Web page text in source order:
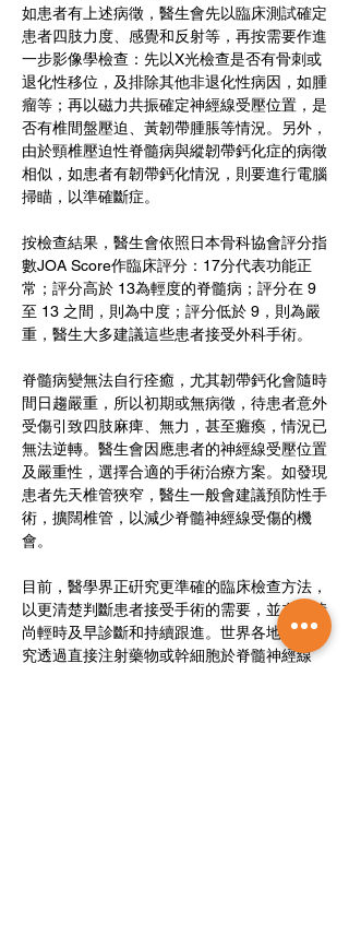
如患者有上述病徵，醫生會先以臨床測試確定
患者四肢力度、感覺和反射等，再按需要作進
一步影像學檢查：先以X光檢查是否有骨刺或
退化性移位，及排除其他非退化性病因，如腫
瘤等；再以磁力共振確定神經線受壓位置，是
否有椎間盤壓迫、黃韌帶腫脹等情況。另外，
由於頸椎壓迫性脊髓病與縱韌帶鈣化症的病徵
相似，如患者有韌帶鈣化情況，則要進行電腦
掃瞄，以準確斷症。
按檢查結果，醫生會依照日本骨科協會評分指
數JOA Score作臨床評分：17分代表功能正
常；評分高於 13為輕度的脊髓病；評分在 9
至 13 之間，則為中度；評分低於 9，則為嚴
重，醫生大多建議這些患者接受外科手術。
脊髓病變無法自行痊癒，尤其韌帶鈣化會隨時
間日趨嚴重，所以初期或無病徵，待患者意外
受傷引致四肢麻痺、無力，甚至癱瘓，情況已
無法逆轉。醫生會因應患者的神經線受壓位置
及嚴重性，選擇合適的手術治療方案。如發現
患者先天椎管狹窄，醫生一般會建議預防性手
術，擴闊椎管，以減少脊髓神經線受傷的機
會。
目前，醫學界正硏究更準確的臨床檢查方法，
以更清楚判斷患者接受手術的需要，並在病情
尚輕時及早診斷和持續跟進。世界各地亦有硏
究透過直接注射藥物或幹細胞於脊髓神經線